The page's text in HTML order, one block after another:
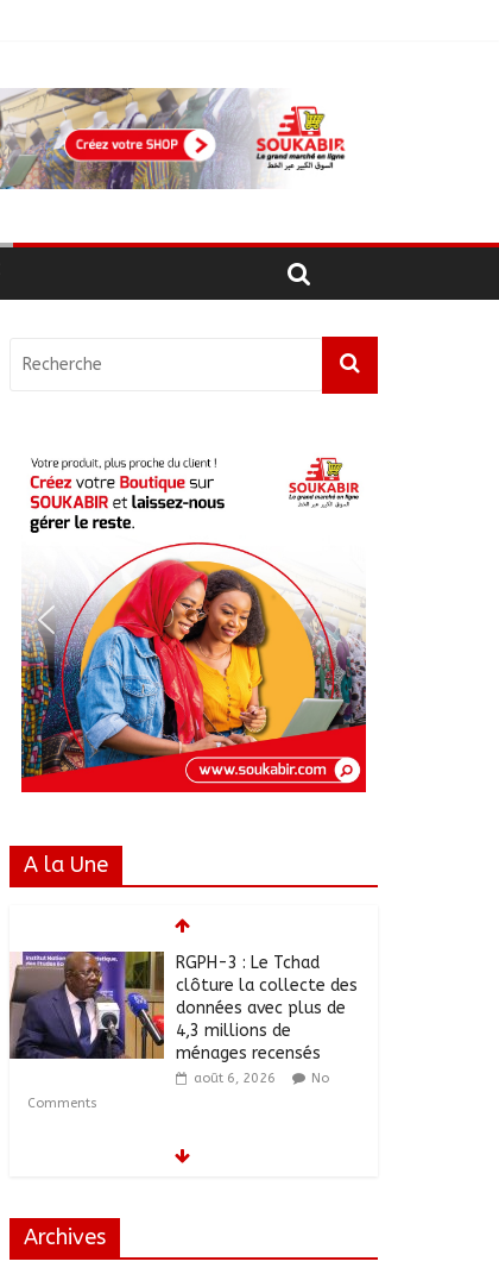
A la Une
clôture la collecte des
4,3 millions de
ménages recensés
août 6, 2026
No
Comments
Tchad–Égypte : La
Commission mixte
coopération
Coopération aérienne :
Archives